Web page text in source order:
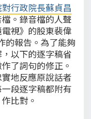
行政院長蘇貞昌
。錄音檔的人聲
視》的股東裴偉
的報告。為了能夠
以下的逐字稿省
了詞句的修正。
地反應原說話者
段逐字稿都附有
比對。